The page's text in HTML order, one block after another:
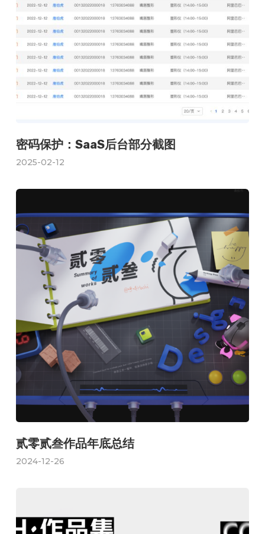
密码保护：SaaS后台部分截图
2025-02-12
贰零贰叁作品年底总结
2024-12-26